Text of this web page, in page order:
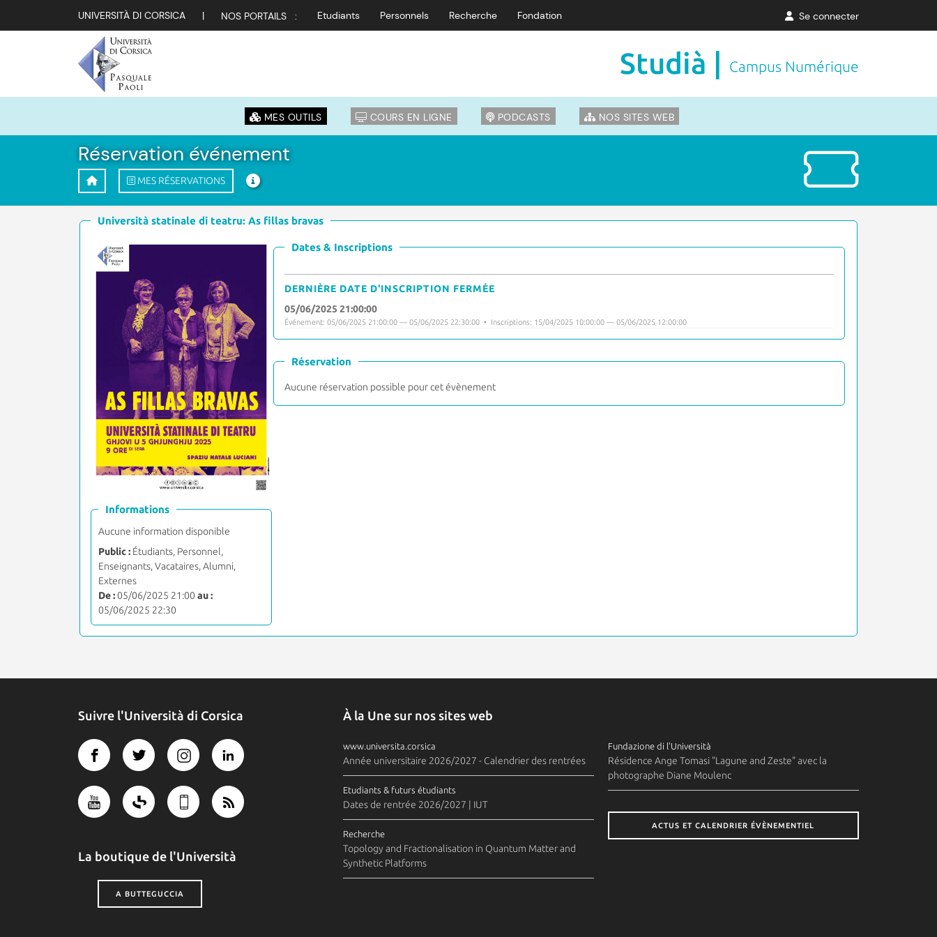
UNIVERSITÀ DI CORSICA | NOS PORTAILS : Etudiants Personnels Recherche Fondation Se connecter
Studià | Campus Numérique
MES OUTILS COURS EN LIGNE PODCASTS NOS SITES WEB
Réservation événement
MES RÉSERVATIONS
Università statinale di teatru: As fillas bravas
Informations
Aucune information disponible
Public : Étudiants, Personnel,
Enseignants, Vacataires, Alumni,
Externes
De :05/06/2025 21:00 au :
05/06/2025 22:30
Dates & Inscriptions
DERNIÈRE DATE D'INSCRIPTION FERMÉE
05/06/2025 21:00:00
Événement: 05/06/2025 21:00:00 — 05/06/2025 22:30:00 • Inscriptions: 15/04/2025 10:00:00 — 05/06/2025 12:00:00
Réservation
Aucune réservation possible pour cet évènement
Suivre l'Università di Corsica
La boutique de l'Università
A BUTTEGUCCIA
À la Une sur nos sites web
www.universita.corsica
Année universitaire 2026/2027 - Calendrier des rentrées
Etudiants & futurs étudiants
Dates de rentrée 2026/2027 | IUT
Recherche
Topology and Fractionalisation in Quantum Matter and
Synthetic Platforms
Fundazione di l'Università
Résidence Ange Tomasi "Lagune and Zeste" avec la
photographe Diane Moulenc
ACTUS ET CALENDRIER ÉVÈNEMENTIEL